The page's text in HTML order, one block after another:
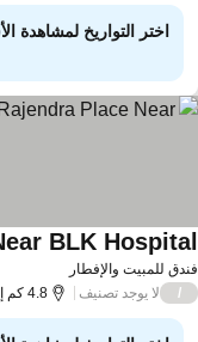
اختر التواريخ لمشاهدة
للمبيت والإفطار
الأسعار
لا يوجد تصنيف 4.8 كم إلى وسط المدينة